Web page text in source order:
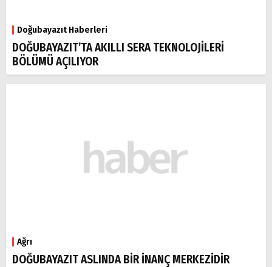
Doğubayazıt Haberleri
DOĞUBAYAZIT’TA AKILLI SERA TEKNOLOJİLERİ
BÖLÜMÜ AÇILIYOR
Ağrı
DOĞUBAYAZIT ASLINDA BİR İNANÇ MERKEZİDİR